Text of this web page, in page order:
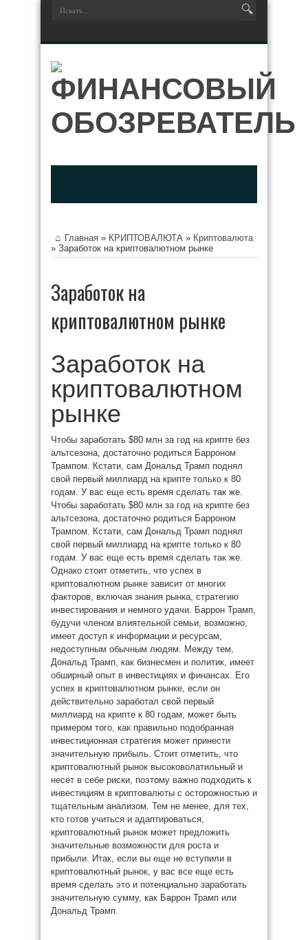
Главная » КРИПТОВАЛЮТА » Криптовалюта
» Заработок на криптовалютном рынке
Заработок на
криптовалютном рынке
Заработок на
криптовалютном
рынке
Чтобы заработать $80 млн за год на крипте без
альтсезона, достаточно родиться Барроном
Трампом. Кстати, сам Дональд Трамп поднял
свой первый миллиард на крипте только к 80
годам. У вас еще есть время сделать так же.
Чтобы заработать $80 млн за год на крипте без
альтсезона, достаточно родиться Барроном
Трампом. Кстати, сам Дональд Трамп поднял
свой первый миллиард на крипте только к 80
годам. У вас еще есть время сделать так же.
Однако стоит отметить, что успех в
криптовалютном рынке зависит от многих
факторов, включая знания рынка, стратегию
инвестирования и немного удачи. Баррон Трамп,
будучи членом влиятельной семьи, возможно,
имеет доступ к информации и ресурсам,
недоступным обычным людям. Между тем,
Дональд Трамп, как бизнесмен и политик, имеет
обширный опыт в инвестициях и финансах. Его
успех в криптовалютном рынке, если он
действительно заработал свой первый
миллиард на крипте к 80 годам, может быть
примером того, как правильно подобранная
инвестиционная стратегия может принести
значительную прибыль. Стоит отметить, что
криптовалютный рынок высоковолатильный и
несет в себе риски, поэтому важно подходить к
инвестициям в криптовалюты с осторожностью и
тщательным анализом. Тем не менее, для тех,
кто готов учиться и адаптироваться,
криптовалютный рынок может предложить
значительные возможности для роста и
прибыли. Итак, если вы еще не вступили в
криптовалютный рынок, у вас все еще есть
время сделать это и потенциально заработать
значительную сумму, как Баррон Трамп или
Дональд Трамп.